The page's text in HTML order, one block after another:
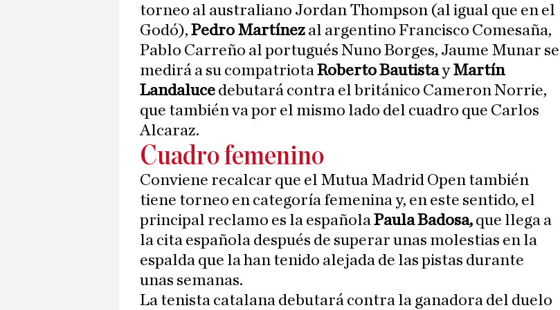
torneo al australiano Jordan Thompson (al igual que en el
Godó), Pedro Martínez al argentino Francisco Comesaña,
Pablo Carreño al portugués Nuno Borges, Jaume Munar se
medirá a su compatriotaRoberto BautistayMartín
Landaluce debutará contra el británico Cameron Norrie,
que también va por el mismo lado del cuadro que Carlos
Alcaraz.
Cuadro femenino
Conviene recalcar que el Mutua Madrid Open también
tiene torneo en categoría femenina y, en este sentido, el
principal reclamo es la españolaPaula Badosa, que llega a
la cita española después de superar unas molestias en la
espalda que la han tenido alejada de las pistas durante
unas semanas.
La tenista catalana debutará contra la ganadora del duelo